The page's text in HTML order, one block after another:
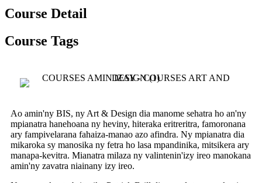
Course Detail
Course Tags
Ao amin'ny BIS, ny Art & Design dia manome sehatra ho an'ny
mpianatra hanehoana ny heviny, hiteraka eritreritra, famoronana
ary fampivelarana fahaiza-manao azo afindra. Ny mpianatra dia
mikaroka sy manosika ny fetra ho lasa mpandinika, mitsikera ary
manapa-kevitra. Mianatra milaza ny valintenin'izy ireo manokana
amin'ny zavatra niainany izy ireo.